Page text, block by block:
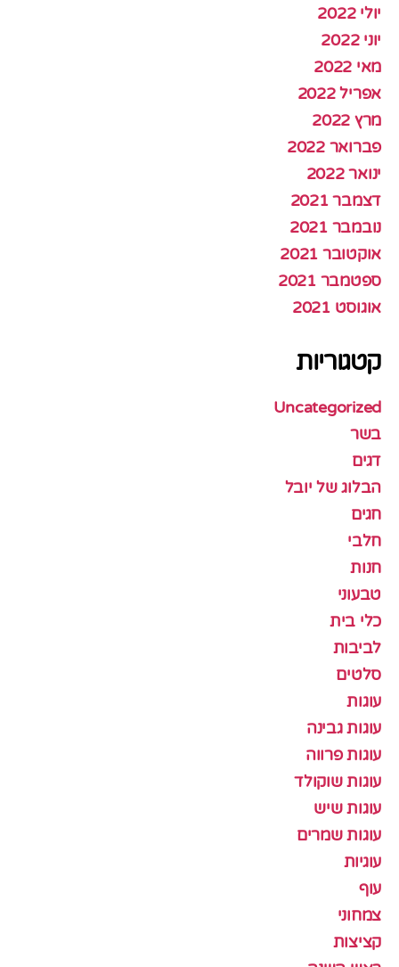
יולי 2022
יוני 2022
מאי 2022
אפריל 2022
מרץ 2022
פברואר 2022
ינואר 2022
דצמבר 2021
נובמבר 2021
אוקטובר 2021
ספטמבר 2021
אוגוסט 2021
קטגוריות
Uncategorized
בשר
דגים
הבלוג של יובל
חגים
חלבי
חנות
טבעוני
כלי בית
לביבות
סלטים
עוגות
עוגות גבינה
עוגות פרווה
עוגות שוקולד
עוגות שיש
עוגות שמרים
עוגיות
עוף
צמחוני
קציצות